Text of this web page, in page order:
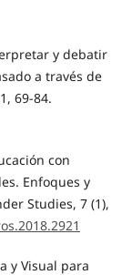
y debatir
a través de
69-84.
con
Enfoques y
Studies, 7 (1),
y Visual para